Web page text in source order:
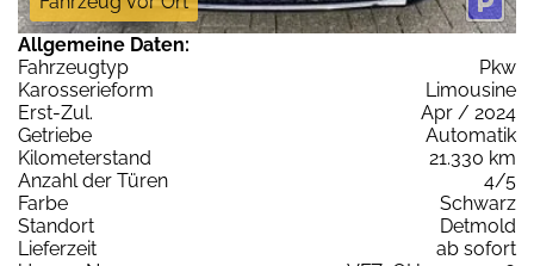
Allgemeine Daten:
Fahrzeugtyp
Pkw
Karosserieform
Limousine
Erst-Zul.
Apr / 2024
Getriebe
Automatik
Kilometerstand
21.330 km
Anzahl der Türen
4/5
Farbe
Schwarz
Standort
Detmold
Lieferzeit
ab sofort